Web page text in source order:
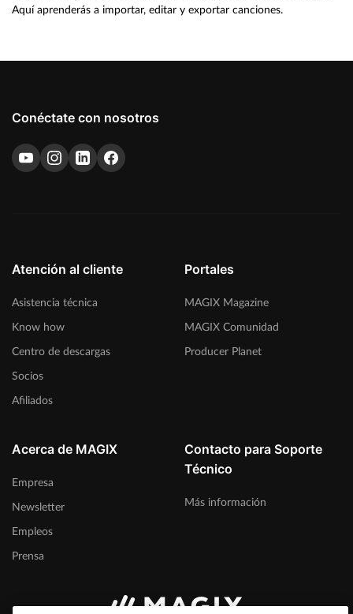
Aquí aprenderás a importar, editar y exportar canciones.
Conéctate con nosotros
Atención al cliente
Asistencia técnica
Know how
Centro de descargas
Socios
Afiliados
Portales
MAGIX Magazine
MAGIX Comunidad
Producer Planet
Acerca de MAGIX
Empresa
Newsletter
Empleos
Prensa
Contacto para Soporte
Técnico
Más información